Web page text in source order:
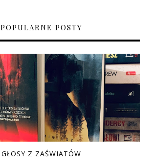
POPULARNE POSTY
GŁOSY Z ZAŚWIATÓW